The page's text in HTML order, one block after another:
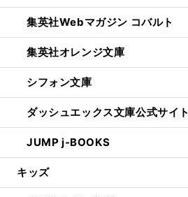
集英社Webマガジン コバルト
集英社オレンジ文庫
シフォン文庫
ダッシュエックス文庫公式サイト
JUMP j-BOOKS
キッズ